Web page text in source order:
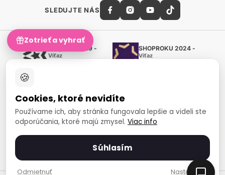
SLEDUJTE NÁS
Shoproku 2019 -
Víťaz
SHOPROKU 2024 -
Víťaz
European Art Awards
Organizátor medzinárodnej
súťaže
Európsky sociálny fond
Zamestnanosť a sociálna
🍪
Cookies, ktoré nevidíte
Používame ich, aby stránka fungovala lepšie a videli ste
odporúčania, ktoré majú zmysel. Viac info
Súhlasím
Odmietnuť Nastavenia
Zotrieť a vyhrať